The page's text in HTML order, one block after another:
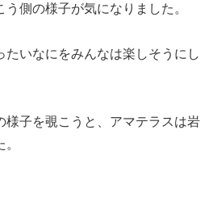
側の様子が気になりました。
たいなにをみんなは楽しそうにし
様子を覗こうと、アマテラスは岩